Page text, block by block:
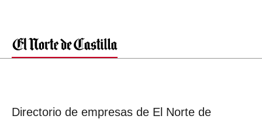
Directorio de empresas de El Norte de